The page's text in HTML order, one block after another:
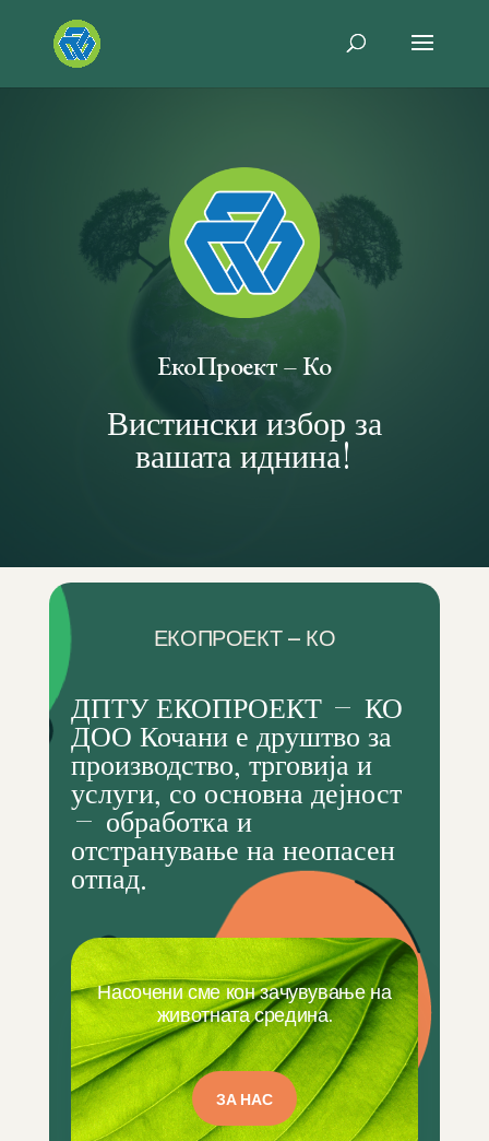
ЕкоПроект – Ко
Вистински избор за
вашата иднина!
ЕКОПРОЕКТ – КО
ДПТУ ЕКОПРОЕКТ – КО
ДОО Кочани е друштво за
производство, трговија и
услуги, со основна дејност
– обработка и
отстранување на неопасен
отпад.
Насочени сме кон зачувување на
животната средина.
ЗА НАС